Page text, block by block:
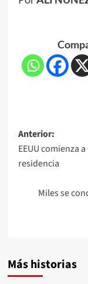
Anterior:
EEUU comienza
residencia
Miles se
Más historias